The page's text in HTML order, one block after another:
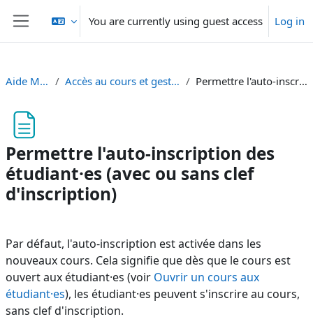
Skip to main content
Side panel
You are currently using guest access Log in
Aide Moodle - Moodle Hilfe Accès au cours et gestion des utilisateurs - Kurszugriff und Nutzerverwaltung Permettre l'auto-inscription des étudiant·es (avec ou sans clef d'inscription)
Permettre l'auto-inscription des
étudiant·es (avec ou sans clef
d'inscription)
Par défaut, l'auto-inscription est activée dans les
nouveaux cours. Cela signifie que dès que le cours est
ouvert aux étudiant·es (voir Ouvrir un cours aux
étudiant·es), les étudiant·es peuvent s'inscrire au cours,
sans clef d'inscription.